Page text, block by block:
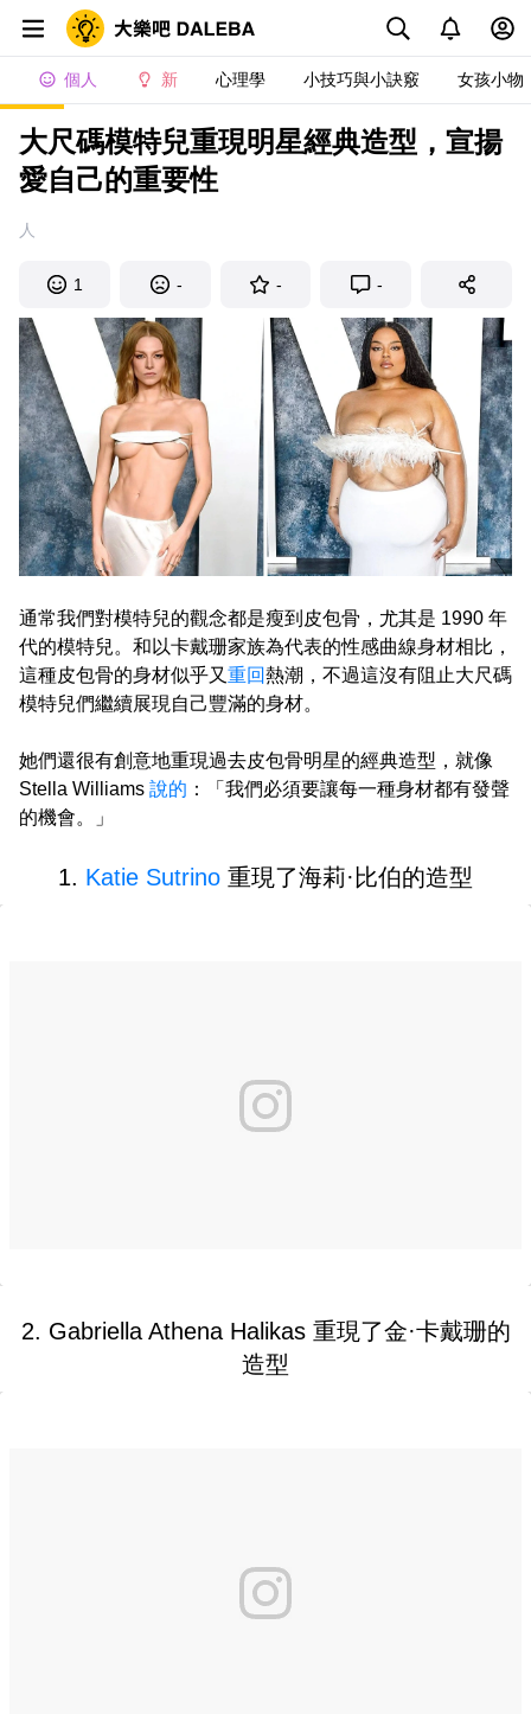
個人 新 心理學 小技巧與小訣竅 女孩小物
大尺碼模特兒重現明星經典造型，宣揚
愛自己的重要性
人
1 - - -
通常我們對模特兒的觀念都是瘦到皮包骨，尤其是 1990 年
代的模特兒。和以卡戴珊家族為代表的性感曲線身材相比，
這種皮包骨的身材似乎又 重回熱潮，不過這沒有阻止大尺碼
模特兒們繼續展現自己豐滿的身材。
她們還很有創意地重現過去皮包骨明星的經典造型，就像
Stella Williams 說的 ：「我們必須要讓每一種身材都有發聲
的機會。」
1. Katie Sutrino 重現了海莉·比伯的造型
2. Gabriella Athena Halikas 重現了金·卡戴珊的
造型